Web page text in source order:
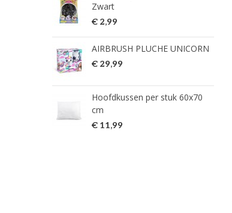
Zwart
€ 2,99
AIRBRUSH PLUCHE UNICORN
€ 29,99
Hoofdkussen per stuk 60x70
cm
€ 11,99